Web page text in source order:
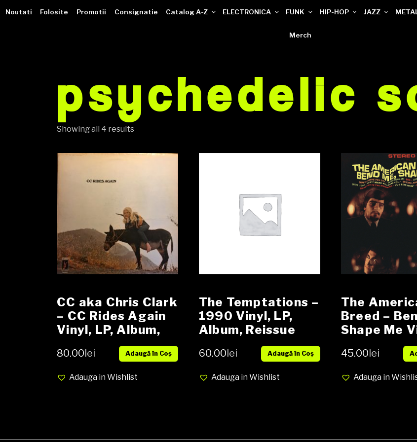
VINILOTECA
Noutati Folosite Promotii Consignatie Catalog A-Z ELECTRONICA FUNK HIP-HOP JAZZ
Merch
psychedelic
Showing all 4 results
CC aka Chris Clark
– CC Rides Again
Vinyl, LP, Album,
Promo media VG+
cover VG+
80.00lei Adaugă în Coș
Adauga in Wishlist
The Temptations –
1990 Vinyl, LP,
Album, Reissue
media VG cover VG
60.00lei Adaugă în Coș
Adauga in Wishlist
The
Breed –
Shape Me
LP, Album,
NM cover
45.00lei
Adauga in